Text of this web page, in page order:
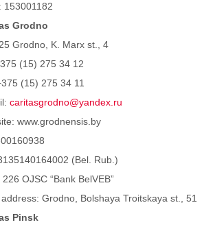
153001182
Grodno
Grodno, K. Marx st., 4
(15) 275 34 12
(15) 275 34 11
caritasgrodno@yandex.ru
www.grodnensis.by
(Bel. Rub.)
OJSC “Bank BelVEB”
Grodno, Bolshaya Troitskaya st., 51
Pinsk